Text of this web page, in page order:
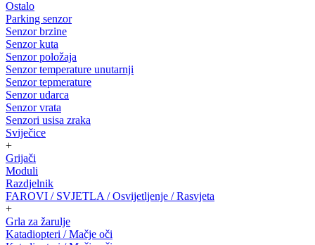
Ostalo
Parking senzor
Senzor brzine
Senzor kuta
Senzor položaja
Senzor temperature unutarnji
Senzor tepmerature
Senzor udarca
Senzor vrata
Senzori usisa zraka
Sviječice
+
Grijači
Moduli
Razdjelnik
FAROVI / SVJETLA / Osvijetljenje / Rasvjeta
+
Grla za žarulje
Katadiopteri / Mačje oči